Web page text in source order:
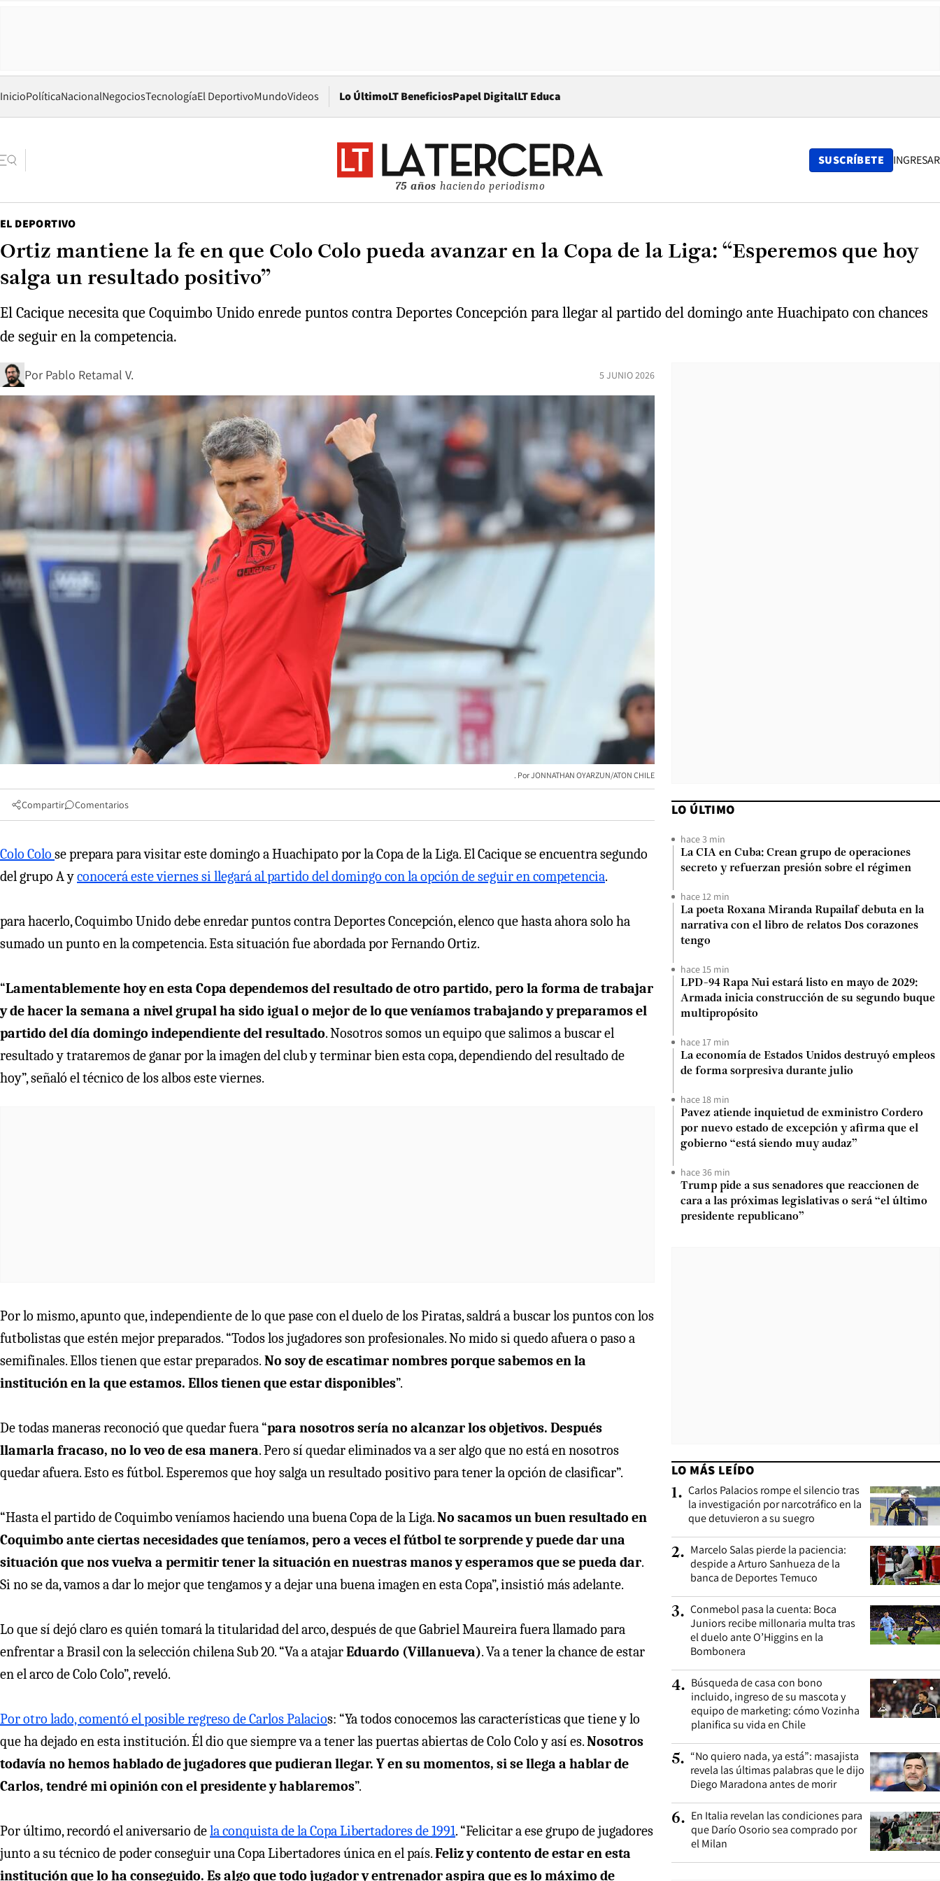
InicioPolíticaNacionalNegociosTecnologíaEl DeportivoMundoVideos Lo ÚltimoLT BeneficiosPapel DigitalOpens in new window
LT Educa
75 años haciendo periodismo
SUSCRÍBETE INGRESAR
EL DEPORTIVO
Ortiz mantiene la fe en que Colo Colo pueda avanzar en la Copa de la Liga: “Esperemos que hoy
salga un resultado positivo”
El Cacique necesita que Coquimbo Unido enrede puntos contra Deportes Concepción para llegar al partido del domingo ante Huachipato con chances
de seguir en la competencia.
Por Pablo Retamal V. 5 JUNIO 2026
JONNATHAN OYARZUN/ATON CHILE
Compartir Comentarios
Colo Colo se prepara para visitar este domingo a Huachipato por la Copa de la Liga. El Cacique se encuentra segundo
del grupo A yconocerá este viernes si llegará al partido del domingo con la opción de seguir en competencia.
para hacerlo, Coquimbo Unido debe enredar puntos contra Deportes Concepción, elenco que hasta ahora solo ha
sumado un punto en la competencia. Esta situación fue abordada por Fernando Ortiz.
“Lamentablemente hoy en esta Copa dependemos del resultado de otro partido, pero la forma de trabajar
y de hacer la semana a nivel grupal ha sido igual o mejor de lo que veníamos trabajando y preparamos el
partido del día domingo independiente del resultado. Nosotros somos un equipo que salimos a buscar el
resultado y trataremos de ganar por la imagen del club y terminar bien esta copa, dependiendo del resultado de
hoy”, señaló el técnico de los albos este viernes.
Por lo mismo, apunto que, independiente de lo que pase con el duelo de los Piratas, saldrá a buscar los puntos con los
futbolistas que estén mejor preparados. “Todos los jugadores son profesionales. No mido si quedo afuera o paso a
semifinales. Ellos tienen que estar preparados. No soy de escatimar nombres porque sabemos en la
institución en la que estamos. Ellos tienen que estar disponibles”.
De todas maneras reconoció que quedar fuera “para nosotros sería no alcanzar los objetivos. Después
llamarla fracaso, no lo veo de esa manera. Pero sí quedar eliminados va a ser algo que no está en nosotros
quedar afuera. Esto es fútbol. Esperemos que hoy salga un resultado positivo para tener la opción de clasificar”.
“Hasta el partido de Coquimbo veníamos haciendo una buena Copa de la Liga.No sacamos un buen resultado en
Coquimbo ante ciertas necesidades que teníamos, pero a veces el fútbol te sorprende y puede dar una
situación que nos vuelva a permitir tener la situación en nuestras manos y esperamos que se pueda dar.
Si no se da, vamos a dar lo mejor que tengamos y a dejar una buena imagen en esta Copa”, insistió más adelante.
Lo que sí dejó claro es quién tomará la titularidad del arco, después de que Gabriel Maureira fuera llamado para
enfrentar a Brasil con la selección chilena Sub 20. “Va a atajarEduardo (Villanueva). Va a tener la chance de estar
en el arco de Colo Colo”, reveló.
Por otro lado, comentó el posible regreso de Carlos Palacios: “Ya todos conocemos las características que tiene y lo
que ha dejado en esta institución. Él dio que siempre va a tener las puertas abiertas de Colo Colo y así es.Nosotros
todavía no hemos hablado de jugadores que pudieran llegar. Y en su momentos, si se llega a hablar de
Carlos, tendré mi opinión con el presidente y hablaremos”.
Por último, recordó el aniversario dela conquista de la Copa Libertadores de 1991. “Felicitar a ese grupo de jugadores
junto a su técnico de poder conseguir una Copa Libertadores única en el país.Feliz y contento de estar en esta
institución que lo ha conseguido. Es algo que todo jugador y entrenador aspira que es lo máximo de
LO ÚLTIMO
hace 3 min
La CIA en Cuba: Crean grupo de operaciones
secreto y refuerzan presión sobre el régimen
hace 12 min
La poeta Roxana Miranda Rupailaf debuta en la
narrativa con el libro de relatos Dos corazones
tengo
hace 15 min
LPD-94 Rapa Nui estará listo en mayo de 2029:
Armada inicia construcción de su segundo buque
multipropósito
hace 17 min
La economía de Estados Unidos destruyó empleos
de forma sorpresiva durante julio
hace 18 min
Pavez atiende inquietud de exministro Cordero
por nuevo estado de excepción y afirma que el
gobierno “está siendo muy audaz”
hace 36 min
Trump pide a sus senadores que reaccionen de
cara a las próximas legislativas o será “el último
presidente republicano”
LO MÁS LEÍDO
1. Carlos Palacios rompe el silencio tras
la investigación por narcotráfico en la
que detuvieron a su suegro
2. Marcelo Salas pierde la paciencia:
despide a Arturo Sanhueza de la
banca de Deportes Temuco
3. Conmebol pasa la cuenta: Boca
Juniors recibe millonaria multa tras
el duelo ante O’Higgins en la
Bombonera
4. Búsqueda de casa con bono
incluido, ingreso de su mascota y
equipo de marketing: cómo Vozinha
planifica su vida en Chile
5. “No quiero nada, ya está”: masajista
revela las últimas palabras que le dijo
Diego Maradona antes de morir
6. En Italia revelan las condiciones para
que Darío Osorio sea comprado por
el Milan